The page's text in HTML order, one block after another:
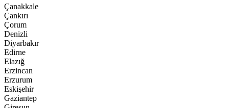
Çanakkale
Çankırı
Çorum
Denizli
Diyarbakır
Edirne
Elazığ
Erzincan
Erzurum
Eskişehir
Gaziantep